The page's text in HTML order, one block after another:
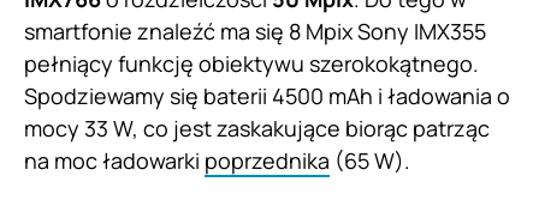
smartfonie znaleźć ma się 8 Mpix Sony IMX355
pełniący funkcję obiektywu szerokokątnego.
Spodziewamy się baterii 4500 mAh i ładowania o
mocy 33 W, co jest zaskakujące biorąc patrząc
na moc ładowarki poprzednika (65 W).